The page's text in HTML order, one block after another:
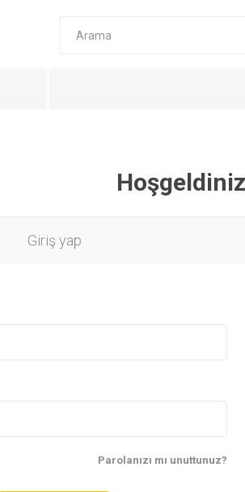
Krokant
Giriş yap
Parolanızı mı unuttunuz?